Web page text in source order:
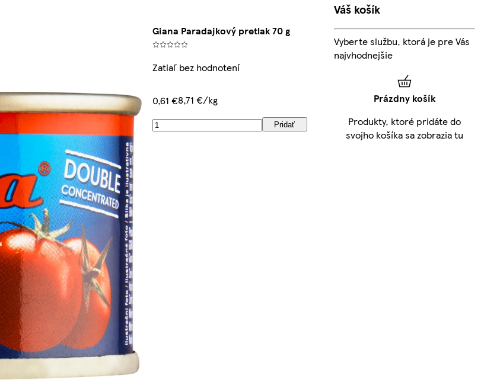
Giana Paradajkový pretlak 70 g
Zatiaľ bez hodnotení
0,61 €8,71 €/kg
Pridať
Váš košík
Vyberte službu, ktorá je pre Vás
najvhodnejšie
Prázdny košík
Produkty, ktoré pridáte do
svojho košíka sa zobrazia tu